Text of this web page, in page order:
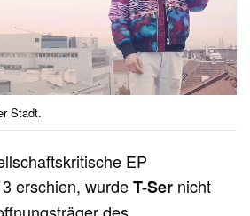
Stadt.
EP
erschien, wurdeT-Ser nicht